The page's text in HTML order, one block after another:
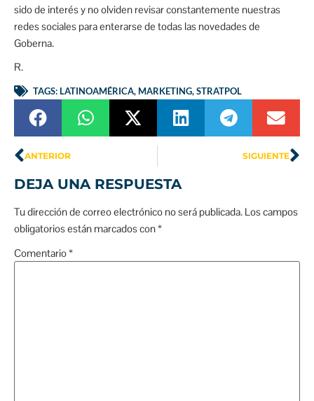
sido de interés y no olviden revisar constantemente nuestras
redes sociales para enterarse de todas las novedades de
Goberna.
R.
TAGS: LATINOAMÉRICA, MARKETING,STRATPOL
ANTERIOR SIGUIENTE
DEJA UNA RESPUESTA
Tu dirección de correo electrónico no será publicada. Los campos
obligatorios están marcados con*
Comentario*